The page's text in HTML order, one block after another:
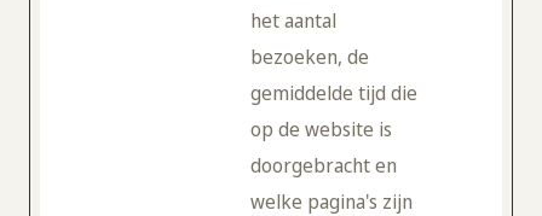
het aantal
bezoeken, de
gemiddelde tijd die
op de website is
doorgebracht en
welke pagina's zijn